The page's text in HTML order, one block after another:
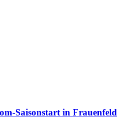
Saisonstart in Frauenfeld